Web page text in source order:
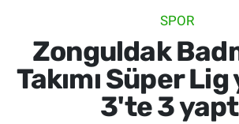
SPOR
Zonguldak
Takımı Süper
3'te 3
SPOR